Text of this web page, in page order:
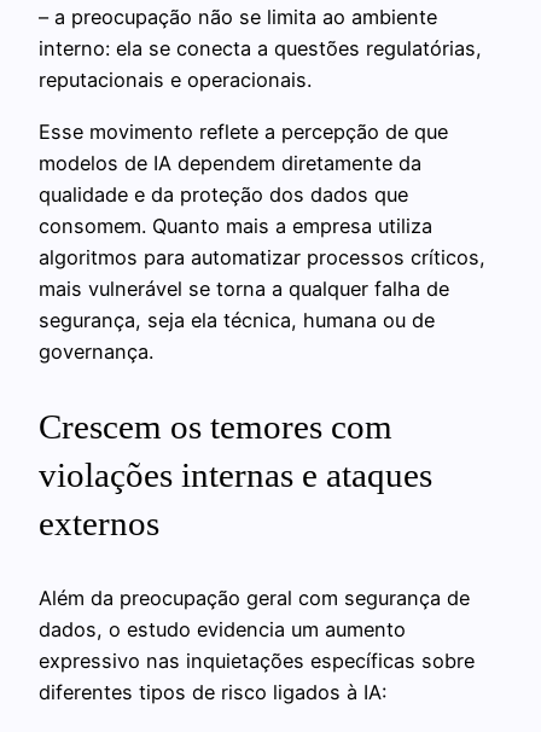
– a preocupação não se limita ao ambiente
interno: ela se conecta a questões regulatórias,
reputacionais e operacionais.
Esse movimento reflete a percepção de que
modelos de IA dependem diretamente da
qualidade e da proteção dos dados que
consomem. Quanto mais a empresa utiliza
algoritmos para automatizar processos críticos,
mais vulnerável se torna a qualquer falha de
segurança, seja ela técnica, humana ou de
governança.
Crescem os temores com
violações internas e ataques
externos
Além da preocupação geral com segurança de
dados, o estudo evidencia um aumento
expressivo nas inquietações específicas sobre
diferentes tipos de risco ligados à IA: